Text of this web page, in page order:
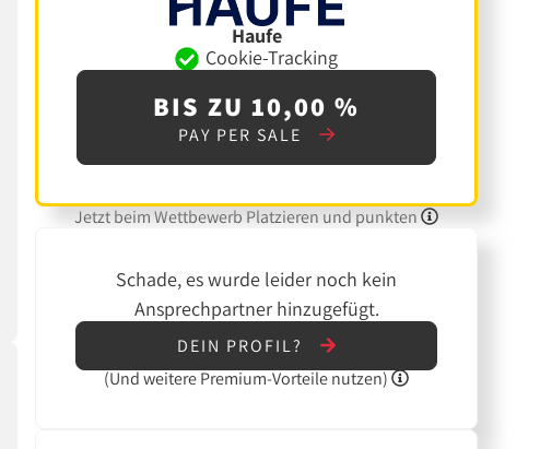
Haufe
Cookie-Tracking
BIS ZU 10,00 %
PAY PER SALE
Jetzt beim Wettbewerb Platzieren und punkten
Schade, es wurde leider noch kein
Ansprechpartner hinzugefügt.
DEIN PROFIL?
(UndweiterePremium-Vorteile nutzen)